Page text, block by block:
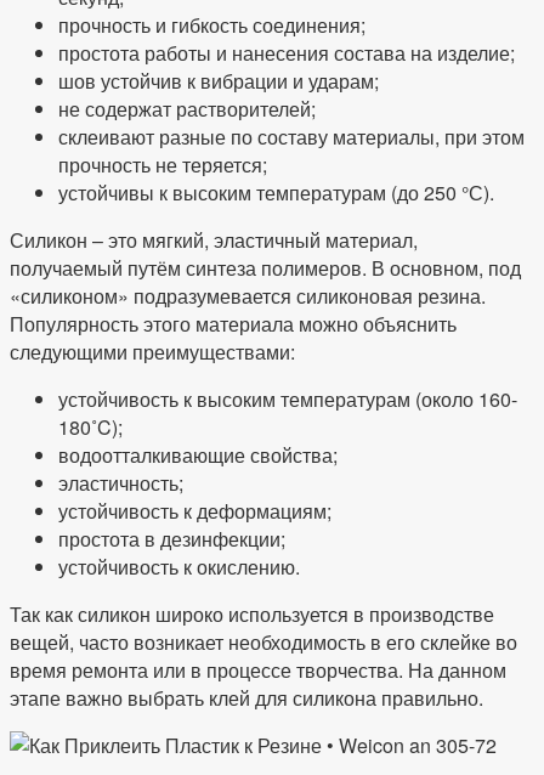
прочность и гибкость соединения;
простота работы и нанесения состава на изделие;
шов устойчив к вибрации и ударам;
не содержат растворителей;
склеивают разные по составу материалы, при этом
прочность не теряется;
устойчивы к высоким температурам (до 250 °С).
Силикон – это мягкий, эластичный материал,
получаемый путём синтеза полимеров. В основном, под
«силиконом» подразумевается силиконовая резина.
Популярность этого материала можно объяснить
следующими преимуществами:
устойчивость к высоким температурам (около 160-
180˚C);
водоотталкивающие свойства;
эластичность;
устойчивость к деформациям;
простота в дезинфекции;
устойчивость к окислению.
Так как силикон широко используется в производстве
вещей, часто возникает необходимость в его склейке во
время ремонта или в процессе творчества. На данном
этапе важно выбрать клей для силикона правильно.